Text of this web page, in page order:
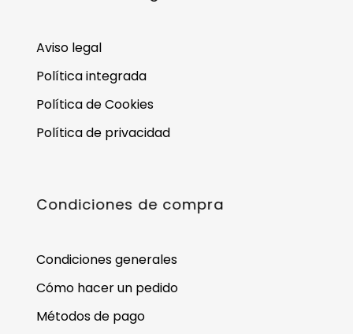
Aviso legal
Política integrada
Política de Cookies
Política de privacidad
Condiciones de compra
Condiciones generales
Cómo hacer un pedido
Métodos de pago